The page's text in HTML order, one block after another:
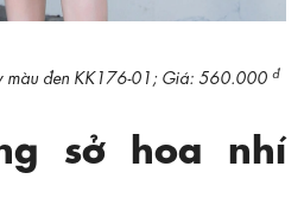
màu đen KK176-01; Giá: 560.000 đ
sở hoa nhí